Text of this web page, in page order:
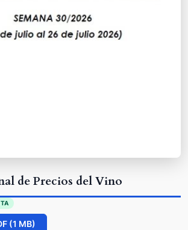
de Precios del Vino
(1 MB)